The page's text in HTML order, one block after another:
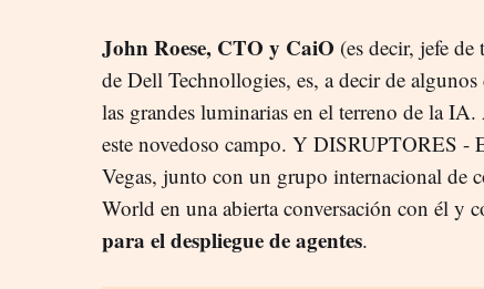
John Roese, CTO y CaiO (es decir, jefe
de Dell Technollogies, es, a decir de
las grandes luminarias en el terreno de la
este novedoso campo. Y DISRUPTORES
Vegas, junto con un grupo internacional de
World en una abierta conversación con él y
para el despliegue de agentes.